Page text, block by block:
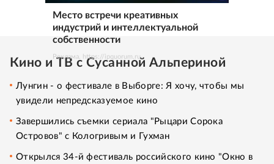
Место встречи креативных
индустрий и интеллектуальной
собственности
Реклама. https://ipquorum.ru
Кино и ТВ с Сусанной Альпериной
Лунгин - о фестивале в Выборге: Я хочу, чтобы мы
увидели непредсказуемое кино
Завершились съемки сериала "Рыцари Сорока
Островов" с Кологривым и Гухман
Открылся 34-й фестиваль российского кино "Окно в